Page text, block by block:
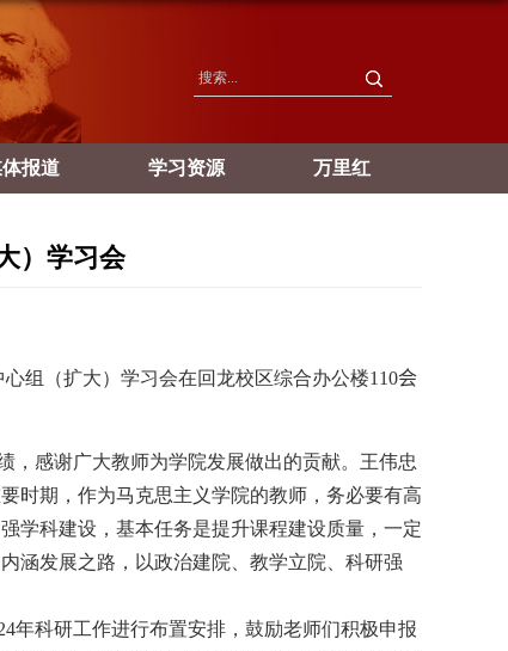
报道 学习资源 万里红
）学习会
组（扩大）学习会在回龙校区综合办公楼110会
感谢广大教师为学院发展做出的贡献。王伟忠
时期，作为马克思主义学院的教师，务必要有高
学科建设，基本任务是提升课程建设质量，一定
涵发展之路，以政治建院、教学立院、科研强
年科研工作进行布置安排，鼓励老师们积极申报